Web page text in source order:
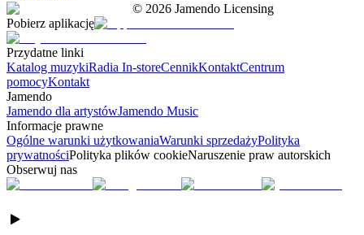
© 2026 Jamendo Licensing
Pobierz aplikację
Przydatne linki
Katalog muzykiRadia In-storeCennikKontaktCentrum
pomocyKontakt
Jamendo
Jamendo dla artystówJamendo Music
Informacje prawne
Ogólne warunki użytkowaniaWarunki sprzedażyPolityka
prywatnościPolityka plików cookieNaruszenie praw autorskich
Obserwuj nas